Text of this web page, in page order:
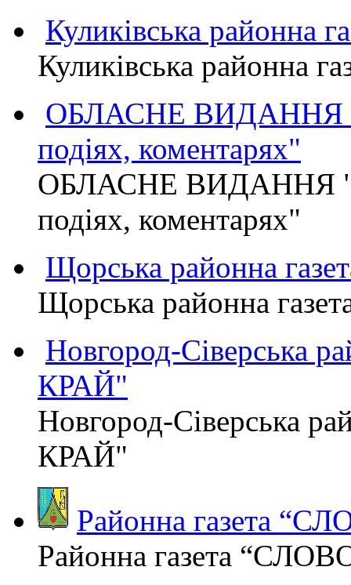
Куликівська районна
Куликівська районна
ОБЛАСНЕ ВИДАННЯ
подіях, коментарях"
ОБЛАСНЕ ВИДАННЯ
подіях, коментарях"
Щорська районна
Щорська районна
Новгород-Сіверська
КРАЙ"
Новгород-Сіверська
КРАЙ"
Районна газета
Районна газета